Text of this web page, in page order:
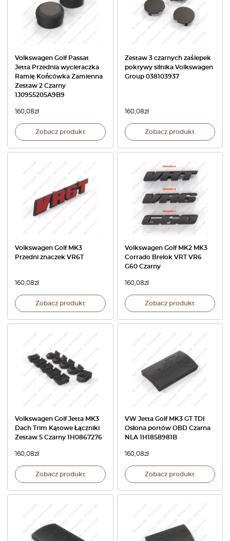
Volkswagen Golf Passat
Jetta Przednia wycieraczka
Ramię Końcówka Zamienna
Zestaw 2 Czarny
1J0955205A9B9
160,08zł
Zobacz produkt
Zestaw 3 czarnych zaślepek
pokrywy silnika Volkswagen
Group 038103937
160,08zł
Zobacz produkt
Volkswagen Golf MK3
Przedni znaczek VR6T
160,08zł
Zobacz produkt
Volkswagen Golf MK2 MK3
Corrado Brelok VRT VR6
G60 Czarny
160,08zł
Zobacz produkt
Volkswagen Golf Jetta MK3
Dach Trim Kątowe Łączniki
Zestaw 5 Czarny 1H0867276
160,08zł
Zobacz produkt
VW Jetta Golf MK3 GT TDI
Osłona portów OBD Czarna
NLA 1H1858981B
160,08zł
Zobacz produkt